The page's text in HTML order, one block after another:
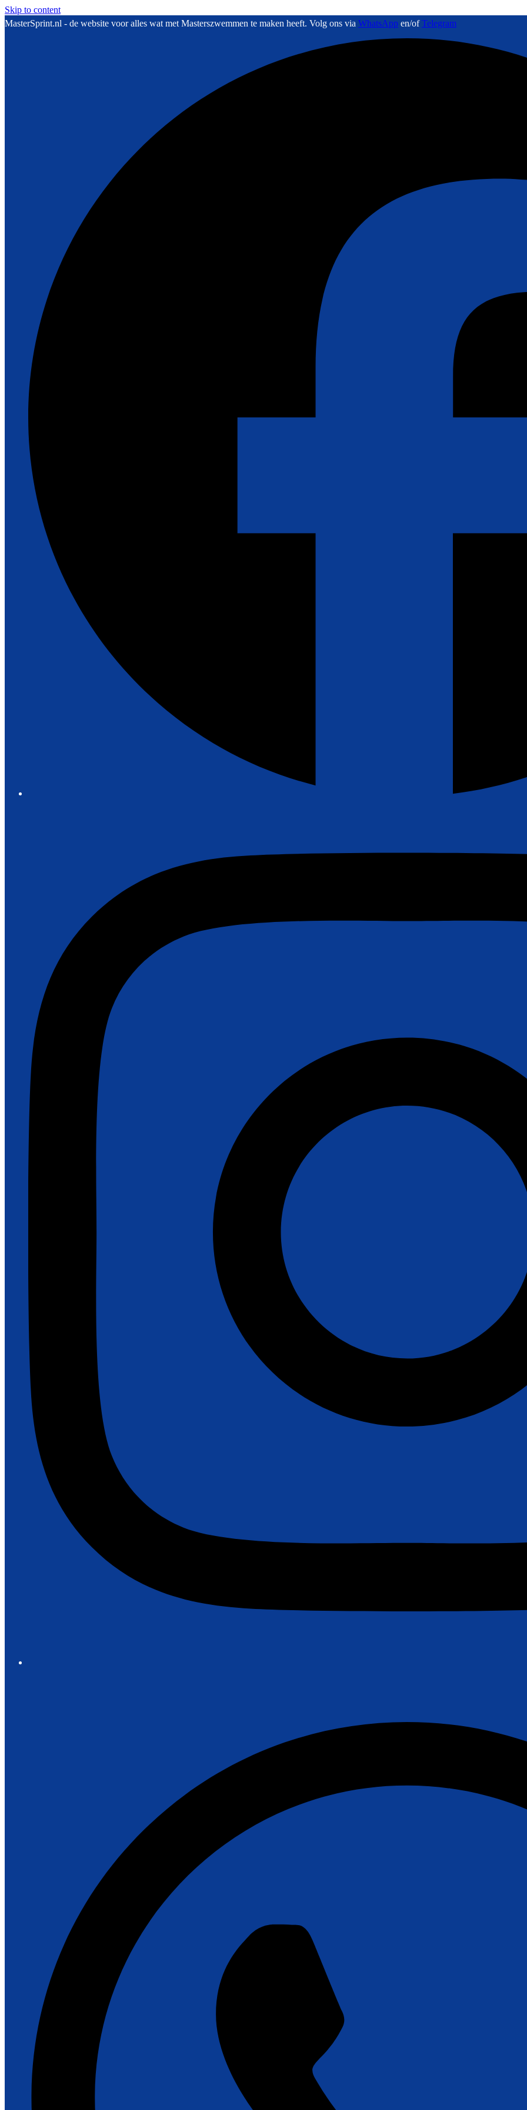
Skip to content
MasterSprint.nl - de website voor alles wat met Masterszwemmen te maken heeft. Volg ons via WhatsApp en/ofTelegram